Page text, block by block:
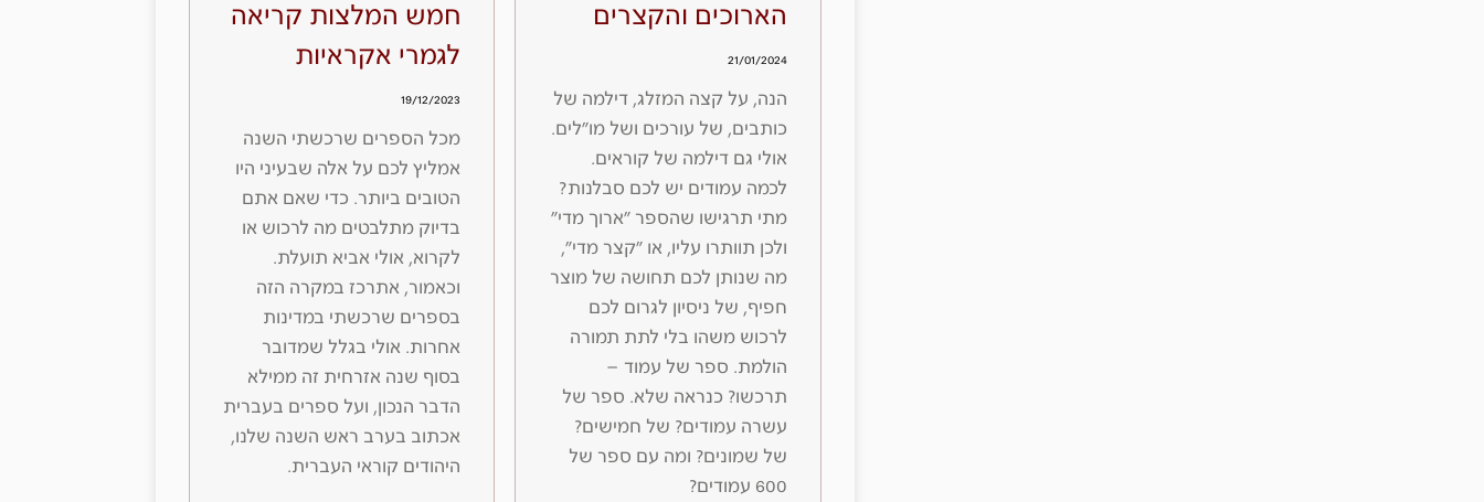
הארוכים והקצרים
21/01/2024
הנה, על קצה המזלג, דילמה של
כותבים, של עורכים ושל מו״לים.
אולי גם דילמה של קוראים.
לכמה עמודים יש לכם סבלנות?
מתי תרגישו שהספר ״ארוך מדי״
ולכן תוותרו עליו, או ״קצר מדי״,
מה שנותן לכם תחושה של מוצר
חפיף, של ניסיון לגרום לכם
לרכוש משהו בלי לתת תמורה
הולמת. ספר של עמוד –
תרכשו? כנראה שלא. ספר של
עשרה עמודים? של חמישים?
של שמונים? ומה עם ספר של
600 עמודים?
חמש המלצות קריאה
לגמרי אקראיות
19/12/2023
מכל הספרים שרכשתי השנה
אמליץ לכם על אלה שבעיני היו
הטובים ביותר. כדי שאם אתם
בדיוק מתלבטים מה לרכוש או
לקרוא, אולי אביא תועלת.
וכאמור, אתרכז במקרה הזה
בספרים שרכשתי במדינות
אחרות. אולי בגלל שמדובר
בסוף שנה אזרחית זה ממילא
הדבר הנכון, ועל ספרים בעברית
אכתוב בערב ראש השנה שלנו,
היהודים קוראי העברית.